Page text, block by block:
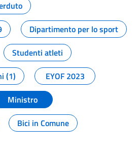
Dipartimento per lo sport
Studenti atleti
(1)
EYOF 2023
Ministro
Bici in Comune